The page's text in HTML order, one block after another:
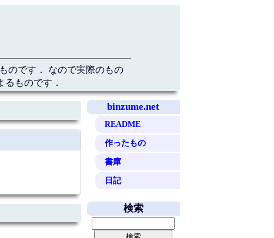
のです． なので実際のもの
ものです．
binzume.net
README
作ったもの
書庫
日記
検索